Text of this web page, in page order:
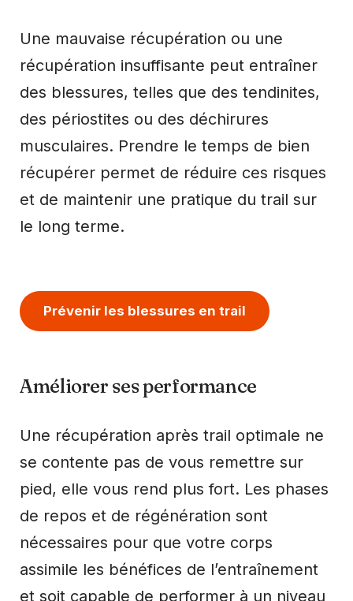
Une mauvaise récupération ou une
récupération insuffisante peut entraîner
des blessures, telles que des tendinites,
des périostites ou des déchirures
musculaires. Prendre le temps de bien
récupérer permet de réduire ces risques
et de maintenir une pratique du trail sur
le long terme.
Prévenir les blessures en trail
Améliorer ses performance
Une récupération après trail optimale ne
se contente pas de vous remettre sur
pied, elle vous rend plus fort. Les phases
de repos et de régénération sont
nécessaires pour que votre corps
assimile les bénéfices de l’entraînement
et soit capable de performer à un niveau